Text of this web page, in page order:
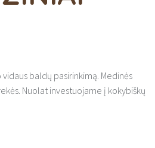
vidaus baldų pasirinkimą. Medinės
Nuolat investuojame į kokybiškų